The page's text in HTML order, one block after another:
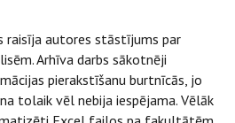
raisīja autores stāstījums par
Arhīva darbs sākotnēji
pierakstīšanu burtnīcās, jo
tolaik vēl nebija iespējama. Vēlāk